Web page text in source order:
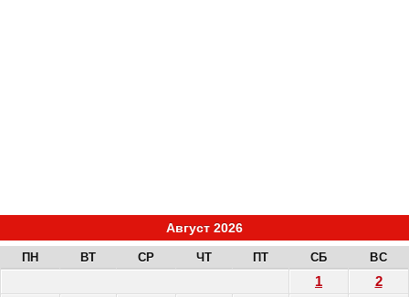
Август 2026
ПН ВТ СР ЧТ ПТ СБ ВС
1
2